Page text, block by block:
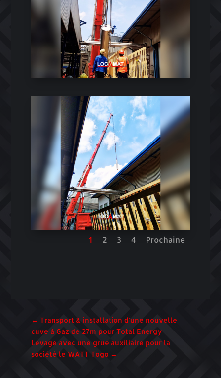
1 2 3 4 Prochaine
← Transport & installation d'une nouvelle
cuve à Gaz de 27m pour Total Energy
Levage avec une grue auxiliaire pour la
société le WATT Togo →